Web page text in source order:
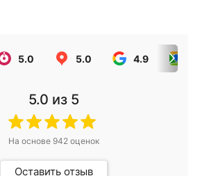
5.0 5.0 4.9
5.0 из 5
На основе 942оценок
Оставить отзыв